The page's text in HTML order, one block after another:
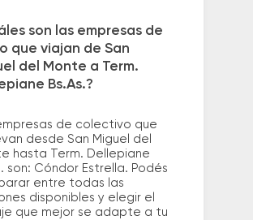
son las empresas de
que viajan de San
del Monte a Term.
Bs.As.?
de colectivo que
desde San Miguel del
hasta Term. Dellepiane
son: Cóndor Estrella. Podés
entre todas las
disponibles y elegir el
que mejor se adapte a tu